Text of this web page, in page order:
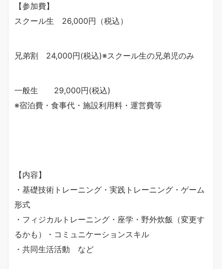
【参加費】
スクール生 26,000円（税込）
兄弟割 24,000円(税込)※スクール生の兄弟児のみ
一般生 29,000円(税込)
※宿泊費・食事代・施設利用料・運営費等
【内容】
・基礎技術トレーニング・実践トレーニング・ゲーム
形式
・フィジカルトレーニング・座学・野外炊飯（変更す
るかも）・コミュニケーションスキル
・共同生活活動 など